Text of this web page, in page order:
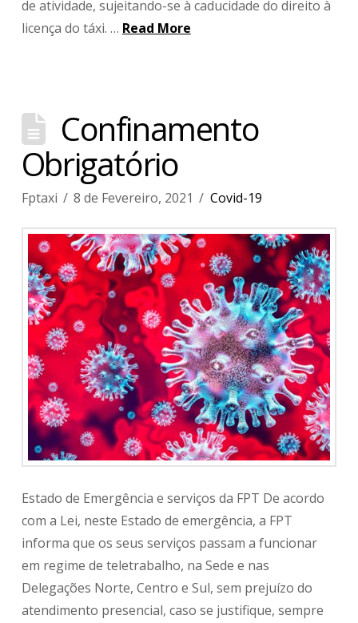
de atividade, sujeitando-se à caducidade do direito à
licença do táxi. … Read More
Confinamento
Obrigatório
Fptaxi 8 de Fevereiro, 2021 Covid-19
Estado de Emergência e serviços da FPT De acordo
com a Lei, neste Estado de emergência, a FPT
informa que os seus serviços passam a funcionar
em regime de teletrabalho, na Sede e nas
Delegações Norte, Centro e Sul, sem prejuízo do
atendimento presencial, caso se justifique, sempre